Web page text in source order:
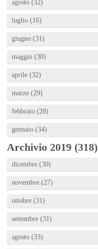
agosto (32)
luglio (16)
giugno (31)
maggio (30)
aprile (32)
marzo (29)
febbraio (28)
gennaio (34)
Archivio 2019 (318)
dicembre (30)
novembre (27)
ottobre (31)
settembre (31)
agosto (33)